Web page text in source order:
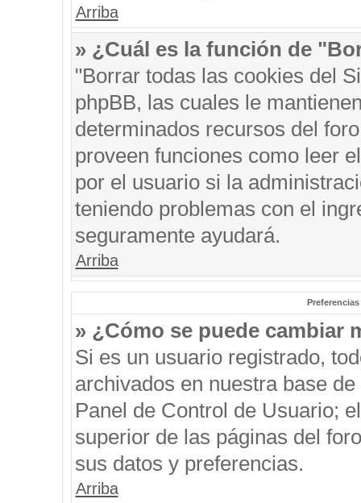
Arriba
» ¿Cuál es la función de
"Borrar todas las cookies del
phpBB, las cuales le
determinados recursos del
proveen funciones como leer
por el usuario si la
teniendo problemas con el
seguramente ayudará.
Arriba
» ¿Cómo se puede cambiar
Si es un usuario registrado,
archivados en nuestra base
Panel de Control de Usuario;
superior de las páginas del
sus datos y preferencias.
Arriba